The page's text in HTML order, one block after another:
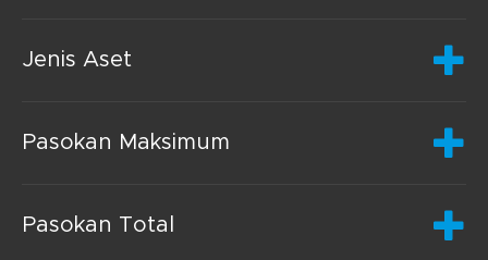
Jenis Aset
Pasokan Maksimum
Pasokan Total